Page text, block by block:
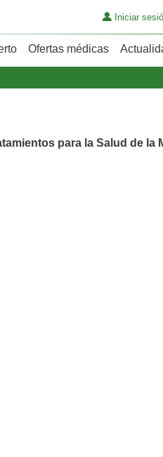
Iniciar
Ofertas médicas
para la Salud de la